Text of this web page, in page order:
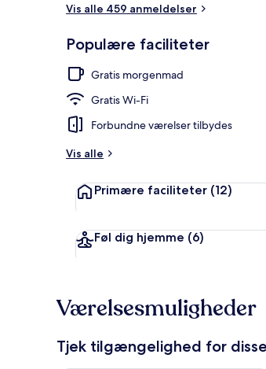
Vis alle 459 anmeldelser
Populære faciliteter
Gratis morgenmad
Gratis Wi-Fi
Forbundne værelser tilbydes
Vis alle
Primære faciliteter (12)
Føl dig hjemme (6)
Værelsesmuligheder
Tjek tilgængelighed for